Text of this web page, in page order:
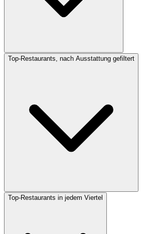
Top-Restaurants, nach Ausstattung gefiltert
Top-Restaurants in jedem Viertel